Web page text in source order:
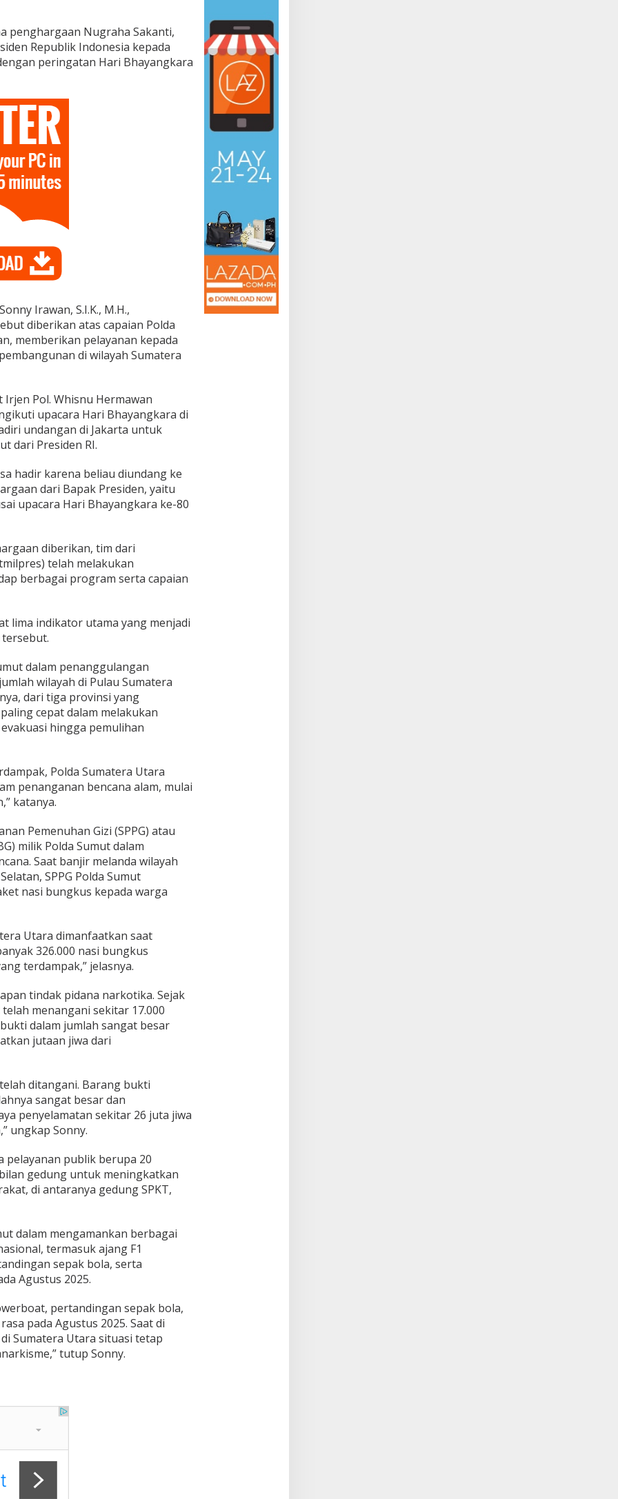
penghargaan Nugraha Sakanti,
Republik Indonesia kepada
peringatan Hari Bhayangkara
Irawan, S.I.K., M.H.,
diberikan atas capaian Polda
memberikan pelayanan kepada
di wilayah Sumatera
Pol. Whisnu Hermawan
upacara Hari Bhayangkara di
undangan di Jakarta untuk
dari Presiden RI.
hadir karena beliau diundang ke
dari Bapak Presiden, yaitu
upacara Hari Bhayangkara ke-80
diberikan, tim dari
telah melakukan
berbagai program serta capaian
lima indikator utama yang menjadi
dalam penanggulangan
wilayah di Pulau Sumatera
dari tiga provinsi yang
cepat dalam melakukan
hingga pemulihan
Polda Sumatera Utara
penanganan bencana alam, mulai
katanya.
Pemenuhan Gizi (SPPG) atau
milik Polda Sumut dalam
Saat banjir melanda wilayah
SPPG Polda Sumut
nasi bungkus kepada warga
Utara dimanfaatkan saat
326.000 nasi bungkus
terdampak,” jelasnya.
tindak pidana narkotika. Sejak
menangani sekitar 17.000
dalam jumlah sangat besar
jutaan jiwa dari
ditangani. Barang bukti
sangat besar dan
penyelamatan sekitar 26 juta jiwa
ungkap Sonny.
pelayanan publik berupa 20
gedung untuk meningkatkan
di antaranya gedung SPKT,
dalam mengamankan berbagai
termasuk ajang F1
sepak bola, serta
Agustus 2025.
pertandingan sepak bola,
pada Agustus 2025. Saat di
Sumatera Utara situasi tetap
tutup Sonny.